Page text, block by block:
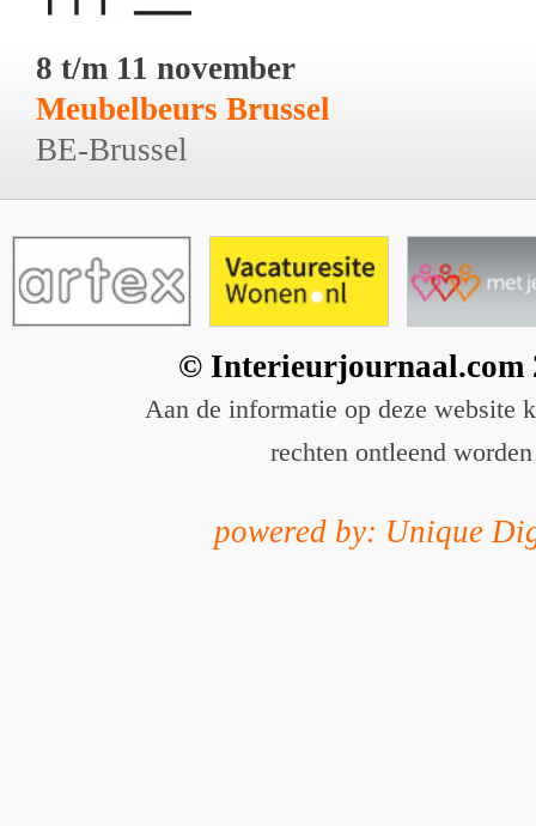
8 t/m 11 november
Meubelbeurs Brussel
BE-Brussel
© Interieurjournaal.com
Aan de informatie op deze website
rechten ontleend worden
powered by: Unique